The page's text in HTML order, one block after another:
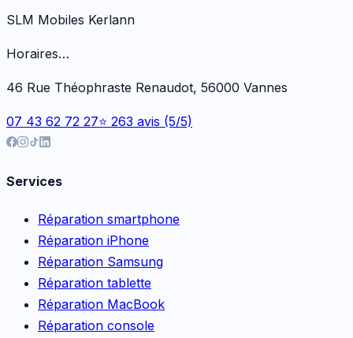
SLM Mobiles Kerlann
Horaires…
46 Rue Théophraste Renaudot, 56000 Vannes
07 43 62 72 27⭐ 263 avis (5/5)
Services
Réparation smartphone
Réparation iPhone
Réparation Samsung
Réparation tablette
Réparation MacBook
Réparation console